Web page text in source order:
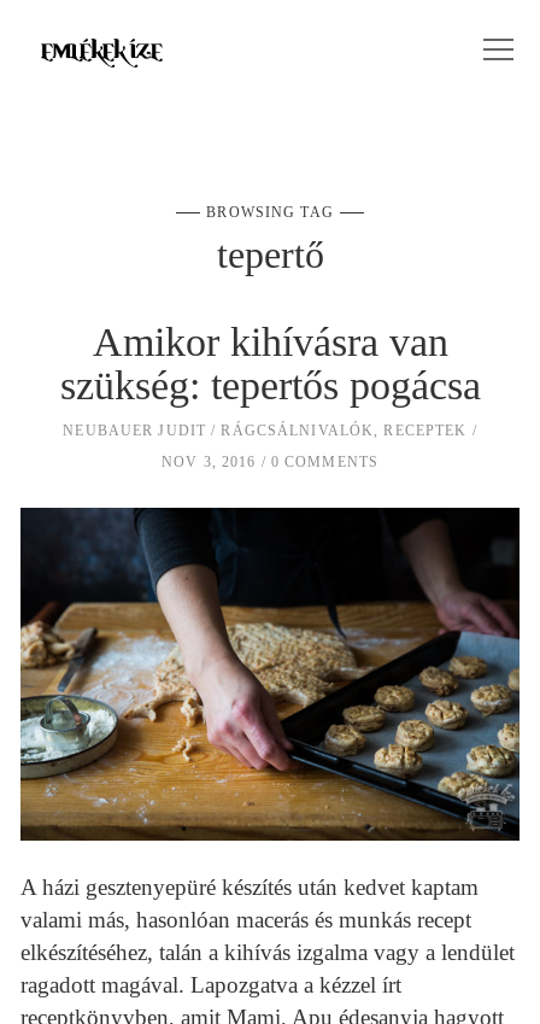
BROWSING TAG
tepertő
Amikor kihívásra van
szükség: tepertős pogácsa
NEUBAUER JUDIT RÁGCSÁLNIVALÓK,RECEPTEK
NOV 3, 2016
0 COMMENTS
A házi gesztenyepüré készítés után kedvet kaptam
valami más, hasonlóan macerás és munkás recept
elkészítéséhez, talán a kihívás izgalma vagy a lendület
ragadott magával. Lapozgatva a kézzel írt
receptkönyvben, amit Mami, Apu édesanyja hagyott